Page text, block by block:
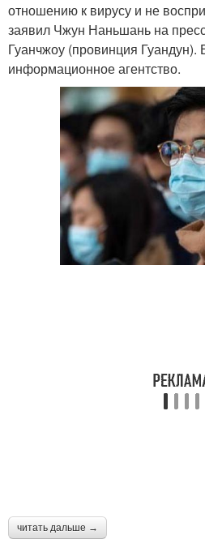
отношению к вирусу и не
заявил Чжун Наньшань на
Гуанчжоу (провинция Гуандун).
информационное агентство.
читать дальше →